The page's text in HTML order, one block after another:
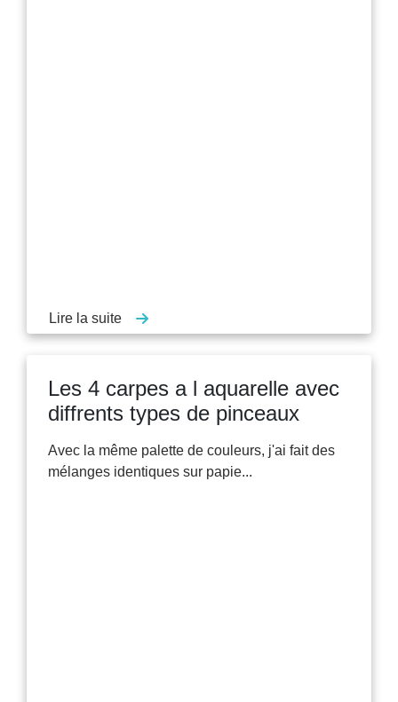
Lire la suite
Les 4 carpes a l aquarelle avec
diffrents types de pinceaux
Avec la même palette de couleurs, j'ai fait des
mélanges identiques sur papie...